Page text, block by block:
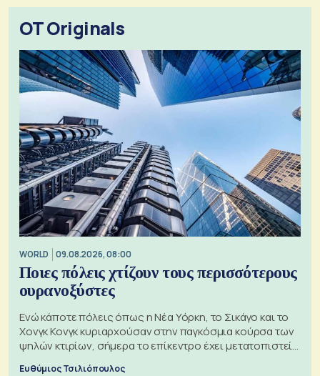
OT Originals
WORLD 09.08.2026, 08:00
Ποιες πόλεις χτίζουν τους περισσότερους
ουρανοξύστες
Ενώ κάποτε πόλεις όπως η Νέα Υόρκη, το Σικάγο και το
Χονγκ Κονγκ κυριαρχούσαν στην παγκόσμια κούρσα των
ψηλών κτιρίων, σήμερα το επίκεντρο έχει μετατοπιστεί
προς την Ασία
Ευθύμιος Τσιλιόπουλος